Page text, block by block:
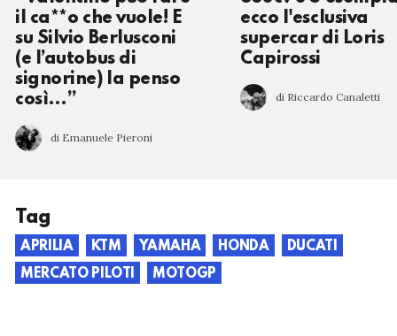
il ca**o che vuole! E
su Silvio Berlusconi
(e l’autobus di
signorine) la penso
così…”
di Emanuele Pieroni
ecco l'esclusiva
supercar di Loris
Capirossi
di Riccardo Canaletti
Tag
APRILIA KTM YAMAHA HONDA
DUCATI
MERCATO PILOTI
MOTOGP